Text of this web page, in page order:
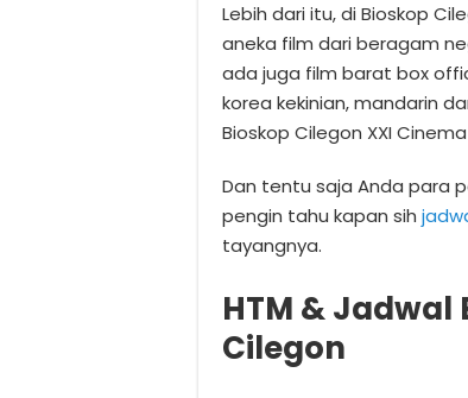
Lebih dari itu, di Bioskop
aneka film dari beragam
ada juga film barat box
korea kekinian, mandarin
Bioskop Cilegon XXI
Dan tentu saja Anda para
pengin tahu kapan sih
tayangnya.
HTM & Jadwal
Cilegon